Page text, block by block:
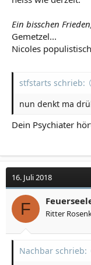
Ein bisschen
Gemetzel...
Nicoles
stfstarts schrieb:
nun denkt ma
Dein Psychiater
16. Juli 2018
F Ritter
Nachbar schrieb: